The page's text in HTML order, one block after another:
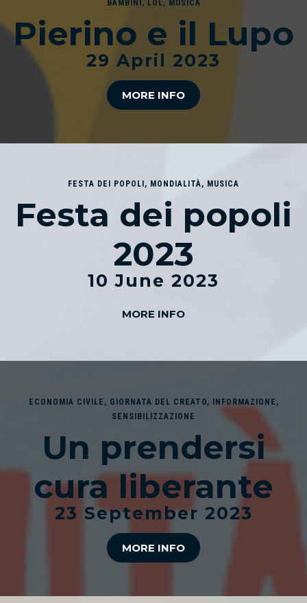
BAMBINI, LOL , MUSICA
Pierino e il Lupo
29 April 2023
MORE INFO
FESTA DEI POPOLI , MONDIALITÀ, MUSICA
Festa dei popoli
2023
10 June 2023
MORE INFO
ECONOMIA CIVILE , GIORNATA DEL CREATO, INFORMAZIONE ,
SENSIBILIZZAZIONE
Un prendersi
cura liberante
23 September 2023
MORE INFO